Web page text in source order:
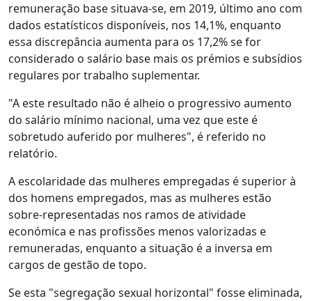
remuneração base situava-se, em 2019, último ano com
dados estatísticos disponíveis, nos 14,1%, enquanto
essa discrepância aumenta para os 17,2% se for
considerado o salário base mais os prémios e subsídios
regulares por trabalho suplementar.
"A este resultado não é alheio o progressivo aumento
do salário mínimo nacional, uma vez que este é
sobretudo auferido por mulheres", é referido no
relatório.
A escolaridade das mulheres empregadas é superior à
dos homens empregados, mas as mulheres estão
sobre-representadas nos ramos de atividade
económica e nas profissões menos valorizadas e
remuneradas, enquanto a situação é a inversa em
cargos de gestão de topo.
Se esta "segregação sexual horizontal" fosse eliminada,